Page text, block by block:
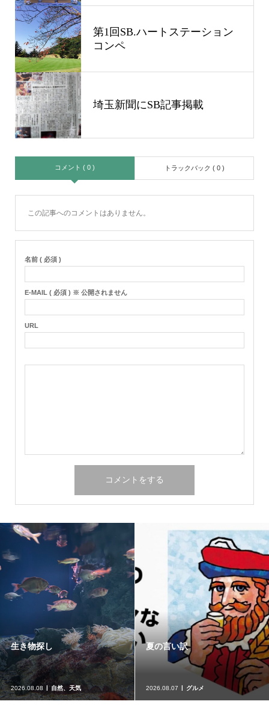
第1回SB.ハートステーション
コンペ
埼玉新聞にSB記事掲載
コメント ( 0 ) トラックバック ( 0 )
この記事へのコメントはありません。
名前 ( 必須 )
E-MAIL ( 必須 ) ※ 公開されません
URL
生き物探し
2026.08.08 自然、天気
夏の言い訳
2026.08.07 グルメ